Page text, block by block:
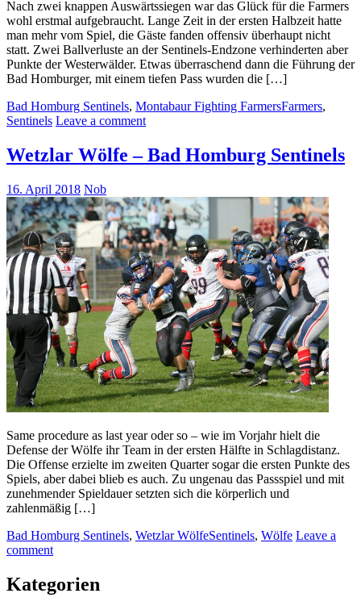
Nach zwei knappen Auswärtssiegen war das Glück für die Farmers
wohl erstmal aufgebraucht. Lange Zeit in der ersten Halbzeit hatte
man mehr vom Spiel, die Gäste fanden offensiv überhaupt nicht
statt. Zwei Ballverluste an der Sentinels-Endzone verhinderten aber
Punkte der Westerwälder. Etwas überraschend dann die Führung der
Bad Homburger, mit einem tiefen Pass wurden die […]
Bad Homburg Sentinels, Montabaur Fighting FarmersFarmers,
Sentinels Leave a comment
Wetzlar Wölfe – Bad Homburg Sentinels
16. April 2018 Nob
Same procedure as last year oder so – wie im Vorjahr hielt die
Defense der Wölfe ihr Team in der ersten Hälfte in Schlagdistanz.
Die Offense erzielte im zweiten Quarter sogar die ersten Punkte des
Spiels, aber dabei blieb es auch. Zu ungenau das Passspiel und mit
zunehmender Spieldauer setzten sich die körperlich und
zahlenmäßig […]
Bad Homburg Sentinels, Wetzlar WölfeSentinels, Wölfe Leave a
comment
Kategorien